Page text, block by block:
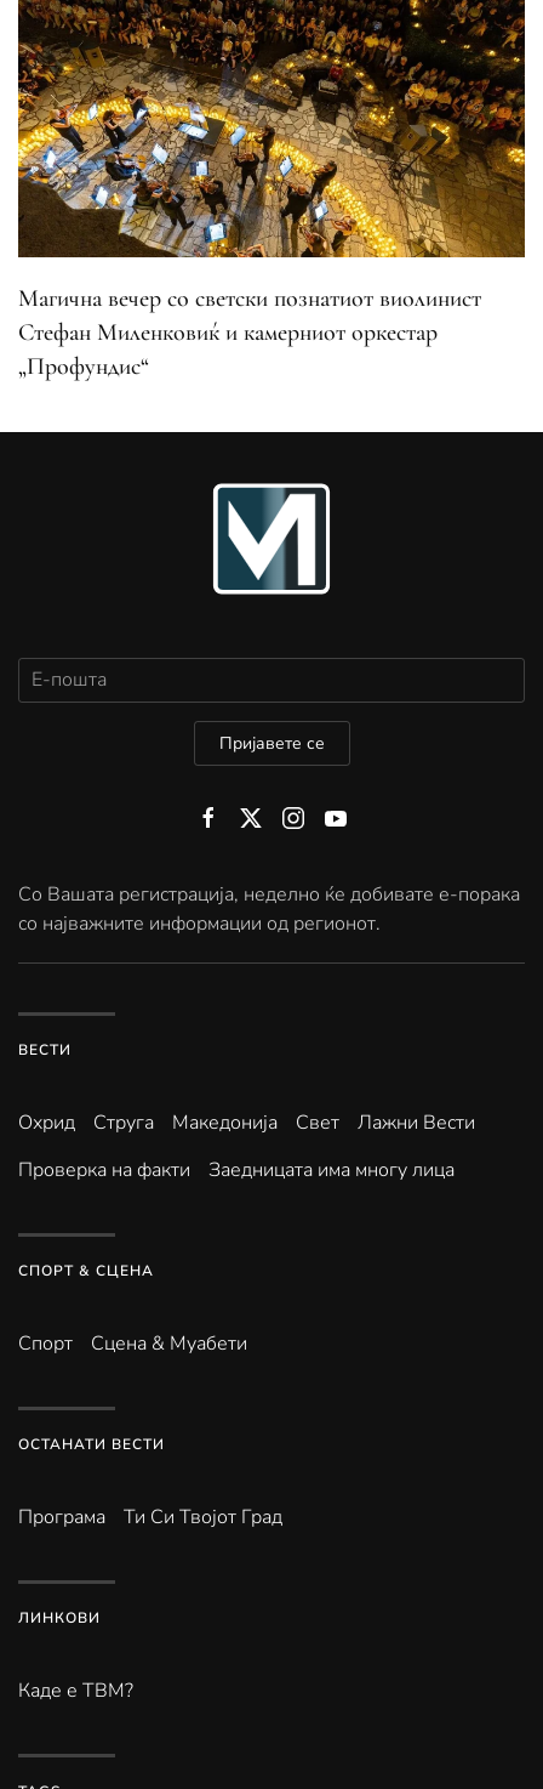
Магична вечер со светски познатиот виолинист
Стефан Миленковиќ и камерниот оркестар
„Профундис“
Пријавете се
Со Вашата регистрација, неделно ќе добивате е-порака
со најважните информации од регионот.
ВЕСТИ
Охрид Струга Македонија Свет
Лажни Вести
Проверка на факти
Заедницата има многу лица
СПОРТ & СЦЕНА
Спорт Сцена & Муабети
ОСТАНАТИ ВЕСТИ
Програма Ти Си Твојот Град
ЛИНКОВИ
Каде е ТВМ?